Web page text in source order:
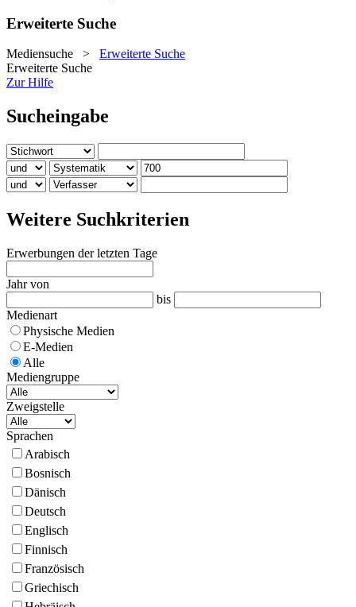
Erweiterte Suche
Mediensuche > Erweiterte Suche
Erweiterte Suche
Zur Hilfe
Sucheingabe
Weitere Suchkriterien
Erwerbungen der letzten Tage
Jahr von
bis
Medienart
Physische Medien
E-Medien
Alle
Mediengruppe
Zweigstelle
Sprachen
Arabisch
Bosnisch
Dänisch
Deutsch
Englisch
Finnisch
Französisch
Griechisch